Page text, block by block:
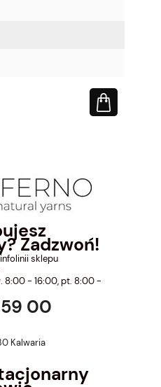
Zadzwoń!
sklepu
8:00 - 16:00, pt. 8:00 -
00
Kalwaria